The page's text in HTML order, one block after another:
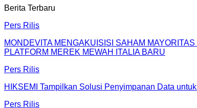
Berita Terbaru
Pers Rilis
MONDEVITA MENGAKUISISI SAHAM
PLATFORM MEREK MEWAH ITALIA BARU
Pers Rilis
HIKSEMI Tampilkan Solusi Penyimpanan Data
Pers Rilis